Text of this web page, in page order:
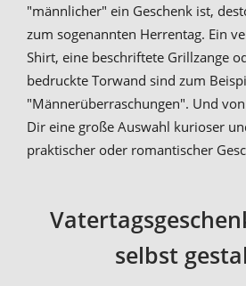
"männlicher" ein Geschenk ist,
zum sogenannten Herrentag. Ein
Shirt, eine beschriftete Grillzange
bedruckte Torwand sind zum
"Männerüberraschungen". Und
Dir eine große Auswahl kurioser
praktischer oder romantischer
selbst